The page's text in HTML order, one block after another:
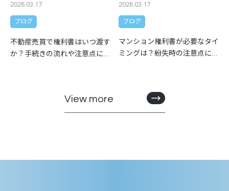
2026.03.17
ブログ
不動産売買で権利書はいつ渡す
か？手続きの流れや注意点につ
2026.03.17
ブログ
マンション権利書が必要なタイ
ミングは？紛失時の注意点につ
View more